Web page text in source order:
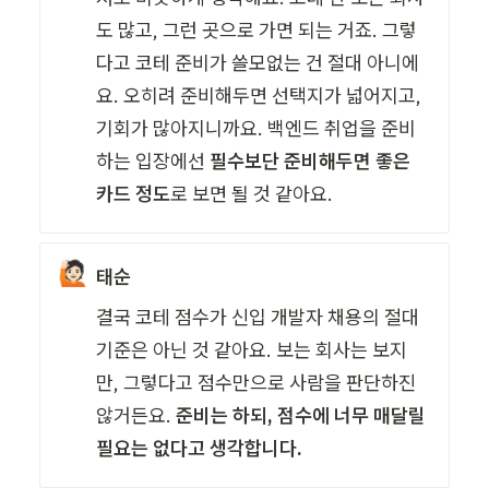
도 많고, 그런 곳으로 가면 되는 거죠. 그렇
다고 코테 준비가 쓸모없는 건 절대 아니에
요. 오히려 준비해두면 선택지가 넓어지고,
기회가 많아지니까요. 백엔드 취업을 준비
하는 입장에선 필수보단 준비해두면 좋은
카드 정도로 보면 될 것 같아요.
🙋🏻 태순
결국 코테 점수가 신입 개발자 채용의 절대
기준은 아닌 것 같아요. 보는 회사는 보지
만, 그렇다고 점수만으로 사람을 판단하진
않거든요. 준비는 하되, 점수에 너무 매달릴
필요는 없다고 생각합니다.